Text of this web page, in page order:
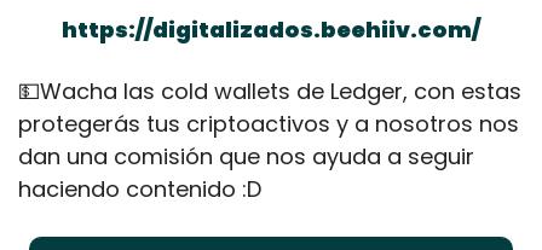
https://digitalizados.beehiiv.com/
💵Wacha las cold wallets de Ledger, con estas
protegerás tus criptoactivos y a nosotros nos
dan una comisión que nos ayuda a seguir
haciendo contenido :D